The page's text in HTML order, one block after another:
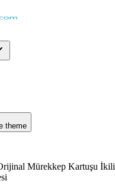
theme
Mürekkep Kartuşu